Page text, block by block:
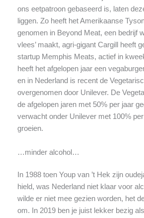
ons eetpatroon gebaseerd is, laten
liggen. Zo heeft het Amerikaanse
genomen in Beyond Meat, een bedrijf
vlees’ maakt, agri-gigant Cargill heeft
startup Memphis Meats, actief in
heeft het afgelopen jaar een
en in Nederland is recent de
overgenomen door Unilever. De
de afgelopen jaren met 50% per jaar
verwacht onder Unilever met 100%
groeien.
…minder alcohol…
In 1988 toen Youp van ’t Hek zijn
hield, was Nederland niet klaar voor
wilde er niet mee gezien worden, het
om. In 2019 ben je juist lekker bezig